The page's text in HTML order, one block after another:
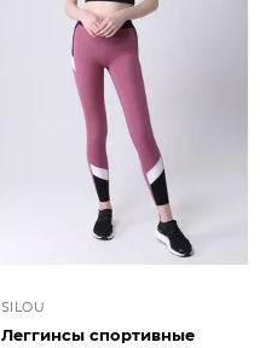
SILOU
Леггинсы спортивные